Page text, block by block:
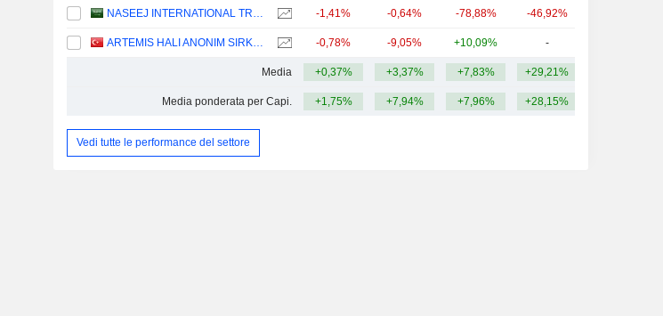
NASEEJ INTERNATIONAL TRADING COMPANY -1,41% -0,64% -78,88% -46,92%
ARTEMIS HALI ANONIM SIRKETI -0,78% -9,05% +10,09% -
Media +0,37% +3,37% +7,83% +29,21%
Media ponderata per Capi. +1,75% +7,94% +7,96% +28,15%
Vedi tutte le performance del settore